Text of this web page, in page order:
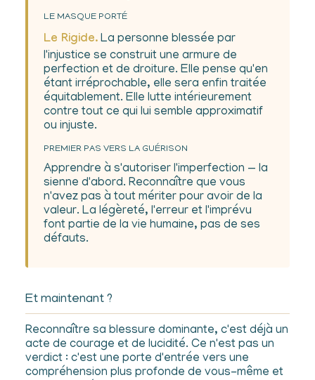
LE MASQUE PORTÉ
Le Rigide. La personne blessée par
l'injustice se construit une armure de
perfection et de droiture. Elle pense qu'en
étant irréprochable, elle sera enfin traitée
équitablement. Elle lutte intérieurement
contre tout ce qui lui semble approximatif
ou injuste.
PREMIER PAS VERS LA GUÉRISON
Apprendre à s'autoriser l'imperfection — la
sienne d'abord. Reconnaître que vous
n'avez pas à tout mériter pour avoir de la
valeur. La légèreté, l'erreur et l'imprévu
font partie de la vie humaine, pas de ses
défauts.
Et maintenant ?
Reconnaître sa blessure dominante, c'est déjà un
acte de courage et de lucidité. Ce n'est pas un
verdict : c'est une porte d'entrée vers une
compréhension plus profonde de vous-même et